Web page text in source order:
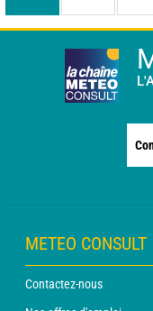
METEO CONSULT
Contactez-nous